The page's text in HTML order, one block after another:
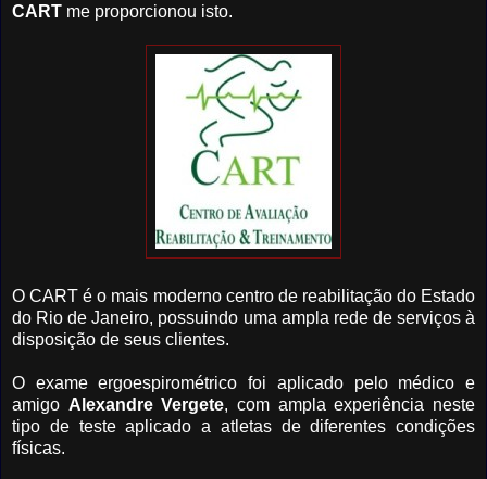
CART me proporcionou isto.
O CART é o mais moderno centro de reabilitação do Estado
do Rio de Janeiro, possuindo uma ampla rede de serviços à
disposição de seus clientes.
O exame ergoespirométrico foi aplicado pelo médico e
amigo Alexandre Vergete, com ampla experiência neste
tipo de teste aplicado a atletas de diferentes condições
físicas.